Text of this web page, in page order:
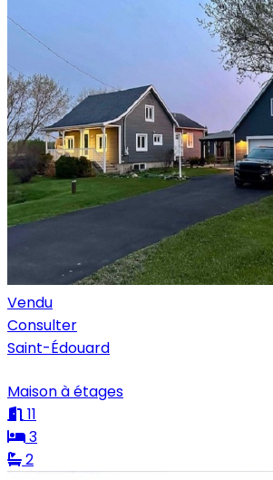
Vendu
Consulter
Saint-Édouard
Maison à étages
11
3
2